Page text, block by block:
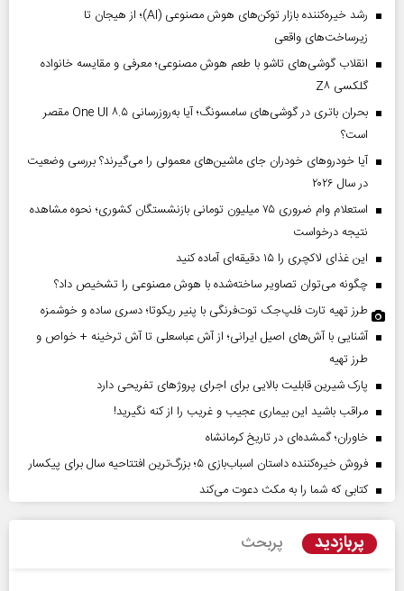
رشد خیره‌کننده بازار توکن‌های هوش مصنوعی (AI)؛ از هیجان تا
زیرساخت‌های واقعی
انقلاب گوشی‌های تاشو‌ با طعم هوش مصنوعی؛ معرفی و مقایسه خانواده
گلکسی Z۸
بحران باتری در گوشی‌های سامسونگ؛ آیا به‌روزرسانی One UI ۸.۵ مقصر
است؟
آیا خودروهای خودران جای ماشین‌های معمولی را می‌گیرند؟ بررسی وضعیت
در سال ۲۰۲۶
استعلام وام ضروری ۷۵ میلیون تومانی بازنشستگان کشوری؛ نحوه مشاهده
نتیجه درخواست
این غذای لاکچری را ۱۵ دقیقه‌ای آماده کنید
چگونه می‌توان تصاویر ساخته‌شده با هوش مصنوعی را تشخیص داد؟
طرز تهیه تارت فلپ‌جک توت‌فرنگی با پنیر ریکوتا؛ دسری ساده و خوشمزه
آشنایی با آش‌های اصیل ایرانی؛ از آش عباسعلی تا آش ترخینه + خواص و
طرز تهیه
پارک شیرین قابلیت‌ بالایی برای اجرای پروژهای تفریحی دارد
مراقب باشید این بیماری عجیب و غریب را از کنه نگیرید!
خاوران؛ گمشده‌ای در تاریخ کرمانشاه
فروش خیره‌کننده داستان اسباب‌بازی ۵؛ بزرگ‌ترین افتتاحیه سال برای پیکسار
کتابی که شما را به مکث دعوت می‌کند
پربازدید پربحث